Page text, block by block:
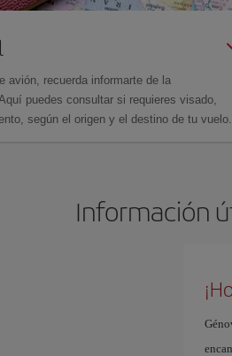
avión, recuerda informarte de la
puedes consultar si requieres visado,
según el origen y el destino de tu vuelo.
Información